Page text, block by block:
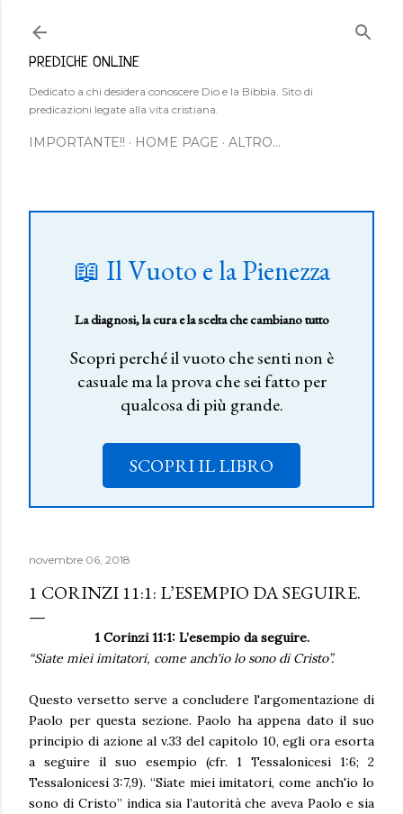
PREDICHE ONLINE
Dedicato a chi desidera conoscere Dio e la Bibbia. Sito di
predicazioni legate alla vita cristiana.
IMPORTANTE!! HOME PAGE ALTRO…
📖 Il Vuoto e la Pienezza
La diagnosi, la cura e la scelta che cambiano tutto
Scopri perché il vuoto che senti non è
casuale ma la prova che sei fatto per
qualcosa di più grande.
SCOPRI IL LIBRO
novembre 06, 2018
1 CORINZI 11:1: L’ESEMPIO DA SEGUIRE.
1 Corinzi 11:1: L’esempio da seguire.
“Siate miei imitatori, come anch'io lo sono di Cristo”.
Questo versetto serve a concludere l'argomentazione di
Paolo per questa sezione. Paolo ha appena dato il suo
principio di azione al v.33 del capitolo 10, egli ora esorta
a seguire il suo esempio (cfr. 1 Tessalonicesi 1:6; 2
Tessalonicesi 3:7,9). “Siate miei imitatori, come anch'io lo
sono di Cristo” indica sia l’autorità che aveva Paolo e sia